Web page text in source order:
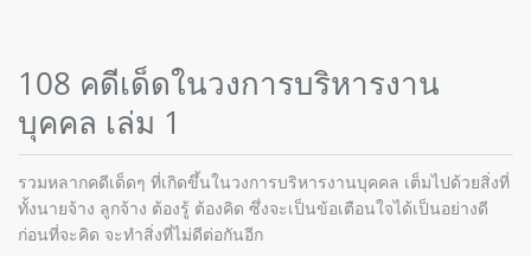
108 คดีเด็ดในวงการบริหารงาน
บุคคล เล่ม 1
รวมหลากคดีเด็ดๆ ที่เกิดขึ้นในวงการบริหารงานบุคคล เต็มไปด้วยสิ่งที่
ทั้งนายจ้าง ลูกจ้าง ต้องรู้ ต้องคิด ซึ่งจะเป็นข้อเตือนใจได้เป็นอย่างดี
ก่อนที่จะคิด จะทำสิ่งที่ไม่ดีต่อกันอีก